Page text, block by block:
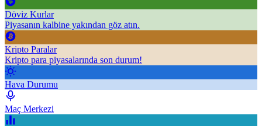
Döviz Kurlar
Piyasanın kalbine yakından göz atın.
Kripto Paralar
Kripto para piyasalarında son durum!
Hava Durumu
Maç Merkezi